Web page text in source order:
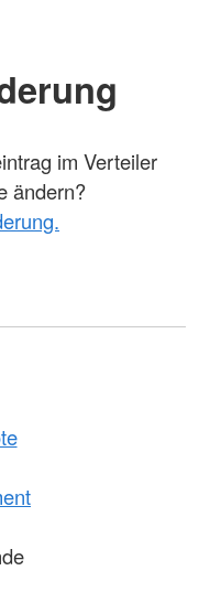
im Verteiler
ändern?